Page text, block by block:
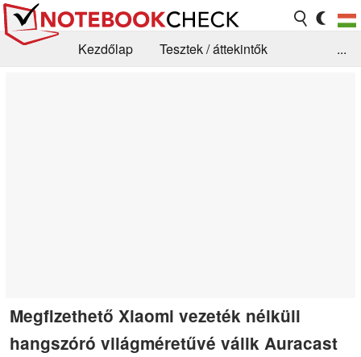
Kezdőlap
Tesztek / áttekintők
...
Megfizethető Xiaomi vezeték nélküli
hangszóró világméretűvé válik Auracast